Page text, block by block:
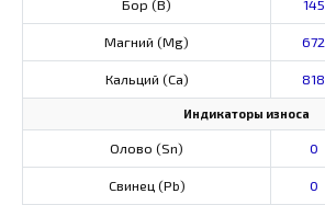
Бор (В) 145
Магний (Mg) 672
Кальций (Са) 818
Индикаторы износа
Олово (Sn) 0
Свинец (Pb) 0